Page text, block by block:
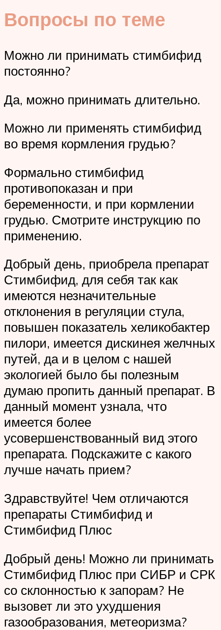
Вопросы по теме
Можно ли принимать стимбифид
постоянно?
Да, можно принимать длительно.
Можно ли применять стимбифид
во время кормления грудью?
Формально стимбифид
противопоказан и при
беременности, и при кормлении
грудью. Смотрите инструкцию по
применению.
Добрый день, приобрела препарат
Стимбифид, для себя так как
имеются незначительные
отклонения в регуляции стула,
повышен показатель хеликобактер
пилори, имеется дискинея желчных
путей, да и в целом с нашей
экологией было бы полезным
думаю пропить данный препарат. В
данный момент узнала, что
имеется более
усовершенствованный вид этого
препарата. Подскажите с какого
лучше начать прием?
Здравствуйте! Чем отличаются
препараты Стимбифид и
Стимбифид Плюс
Добрый день! Можно ли принимать
Стимбифид Плюс при СИБР и СРК
со склонностью к запорам? Не
вызовет ли это ухудшения
газообразования, метеоризма?